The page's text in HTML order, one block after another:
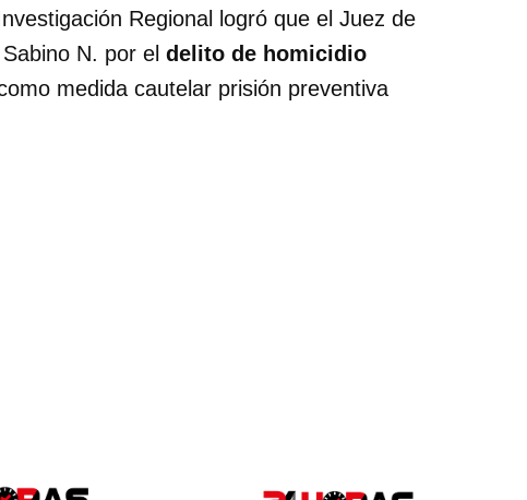
Regional logró que el Juez de
N. por el delito de homicidio
medida cautelar prisión preventiva